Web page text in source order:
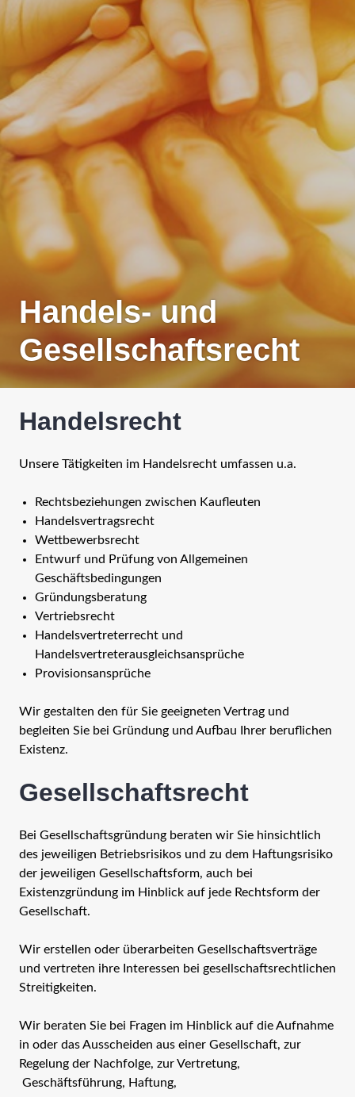
Handels- und
Gesellschaftsrecht
Handelsrecht
Unsere Tätigkeiten im Handelsrecht umfassen u.a.
Rechtsbeziehungen zwischen Kaufleuten
Handelsvertragsrecht
Wettbewerbsrecht
Entwurf und Prüfung von Allgemeinen
Geschäftsbedingungen
Gründungsberatung
Vertriebsrecht
Handelsvertreterrecht und
Handelsvertreterausgleichsansprüche
Provisionsansprüche
Wir gestalten den für Sie geeigneten Vertrag und
begleiten Sie bei Gründung und Aufbau Ihrer beruflichen
Existenz.
Gesellschaftsrecht
Bei Gesellschaftsgründung beraten wir Sie hinsichtlich
des jeweiligen Betriebsrisikos und zu dem Haftungsrisiko
der jeweiligen Gesellschaftsform, auch bei
Existenzgründung im Hinblick auf jede Rechtsform der
Gesellschaft.
Wir erstellen oder überarbeiten Gesellschaftsverträge
und vertreten ihre Interessen bei gesellschaftsrechtlichen
Streitigkeiten.
Wir beraten Sie bei Fragen im Hinblick auf die Aufnahme
in oder das Ausscheiden aus einer Gesellschaft, zur
Regelung der Nachfolge, zur Vertretung,
Geschäftsführung, Haftung,